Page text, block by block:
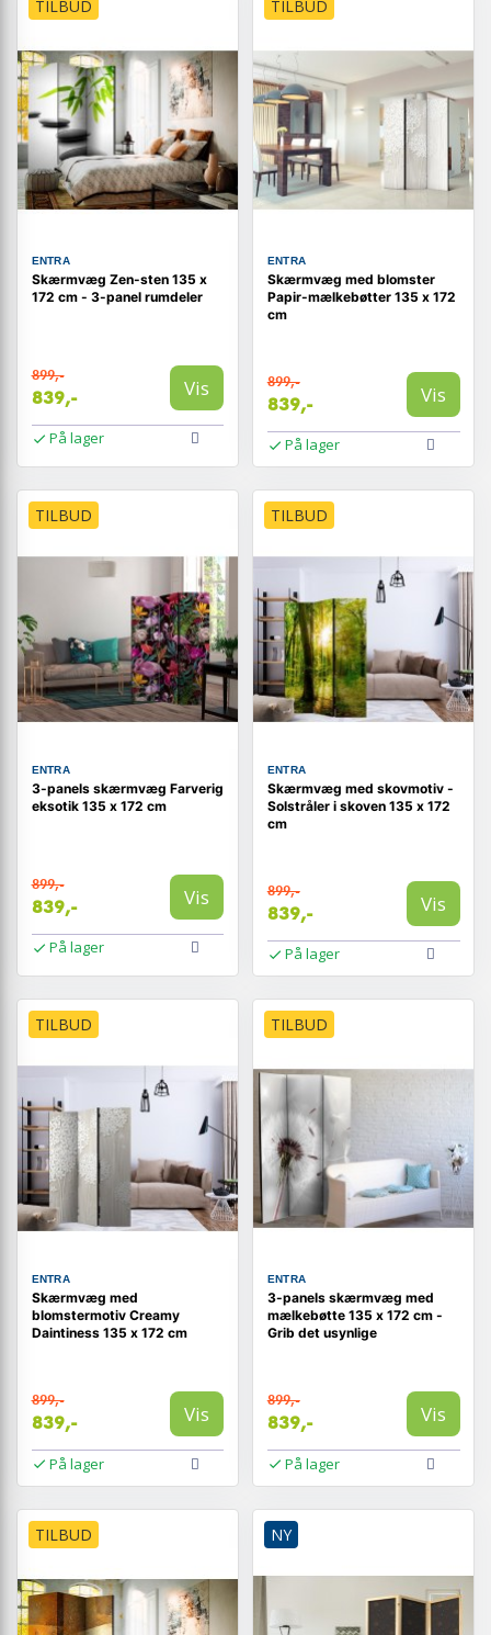
TILBUD
ENTRA
Skærmvæg Zen-sten 135 x
172 cm - 3-panel rumdeler
899,-
839,- Vis
På lager
TILBUD
ENTRA
Skærmvæg med blomster
Papir-mælkebøtter 135 x 172
cm
899,-
839,- Vis
På lager
TILBUD
ENTRA
3-panels skærmvæg Farverig
eksotik 135 x 172 cm
899,-
839,- Vis
På lager
TILBUD
ENTRA
Skærmvæg med skovmotiv -
Solstråler i skoven 135 x 172
cm
899,-
839,- Vis
På lager
TILBUD
ENTRA
Skærmvæg med
blomstermotiv Creamy
Daintiness 135 x 172 cm
899,-
839,- Vis
På lager
TILBUD
ENTRA
3-panels skærmvæg med
mælkebøtte 135 x 172 cm -
Grib det usynlige
899,-
839,- Vis
På lager
TILBUD NY